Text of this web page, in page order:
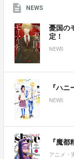
NEWS
憂国の
定！
NEWS
『ハ
NEWS
『魔
アニメ・